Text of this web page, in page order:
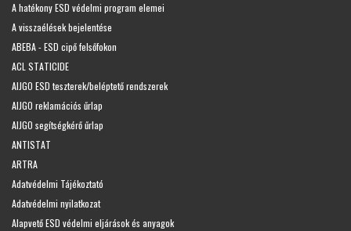
A hatékony ESD védelmi program elemei
A visszaélések bejelentése
ABEBA - ESD cipő felsőfokon
ACL STATICIDE
AIJGO ESD teszterek/beléptető rendszerek
AIJGO reklamációs űrlap
AIJGO segítségkérő űrlap
ANTISTAT
ARTRA
Adatvédelmi Tájékoztató
Adatvédelmi nyilatkozat
Alapvető ESD védelmi eljárások és anyagok